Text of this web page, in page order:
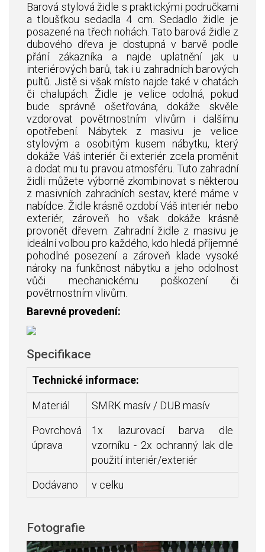
Barová stylová židle s praktickými područkami
a tloušťkou sedadla 4 cm. Sedadlo židle je
posazené na třech nohách. Tato barová židle z
dubového dřeva je dostupná v barvě podle
přání zákazníka a najde uplatnění jak u
interiérových barů, tak i u zahradních barových
pultů. Jistě si však místo najde také v chatách
či chalupách. Židle je velice odolná, pokud
bude správně ošetřována, dokáže skvěle
vzdorovat povětrnostním vlivům i dalšímu
opotřebení. Nábytek z masivu je velice
stylovým a osobitým kusem nábytku, který
dokáže Váš interiér či exteriér zcela proměnit
a dodat mu tu pravou atmosféru. Tuto zahradní
židli můžete výborně zkombinovat s některou
z masivních zahradních sestav, které máme v
nabídce. Židle krásně ozdobí Váš interiér nebo
exteriér, zároveň ho však dokáže krásně
provonět dřevem. Zahradní židle z masivu je
ideální volbou pro každého, kdo hledá příjemné
pohodlné posezení a zároveň klade vysoké
nároky na funkčnost nábytku a jeho odolnost
vůči mechanickému poškození či
povětrnostním vlivům.
Barevné provedení:
Specifikace
Technické informace:
Materiál
SMRK masív / DUB masív
Povrchová
úprava
1x lazurovací barva dle
vzorníku - 2x ochranný lak dle
použití interiér/exteriér
Dodávano
v celku
Fotografie